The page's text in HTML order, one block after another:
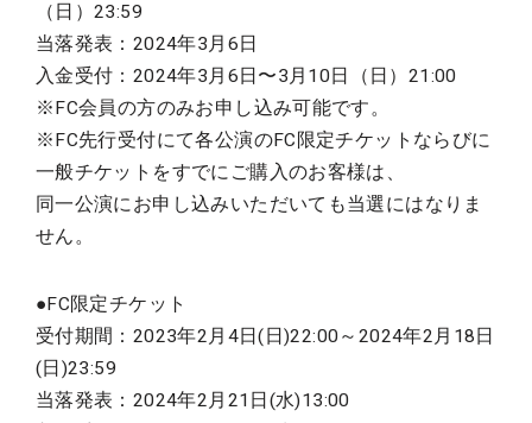
（日）23:59
当落発表：2024年3月6日
入金受付：2024年3月6日〜3月10日（日）21:00
※FC会員の方のみお申し込み可能です。
※FC先行受付にて各公演のFC限定チケットならびに
一般チケットをすでにご購入のお客様は、
同一公演にお申し込みいただいても当選にはなりま
せん。
●FC限定チケット
受付期間：2023年2月4日(日)22:00～2024年2月18日
(日)23:59
当落発表：2024年2月21日(水)13:00